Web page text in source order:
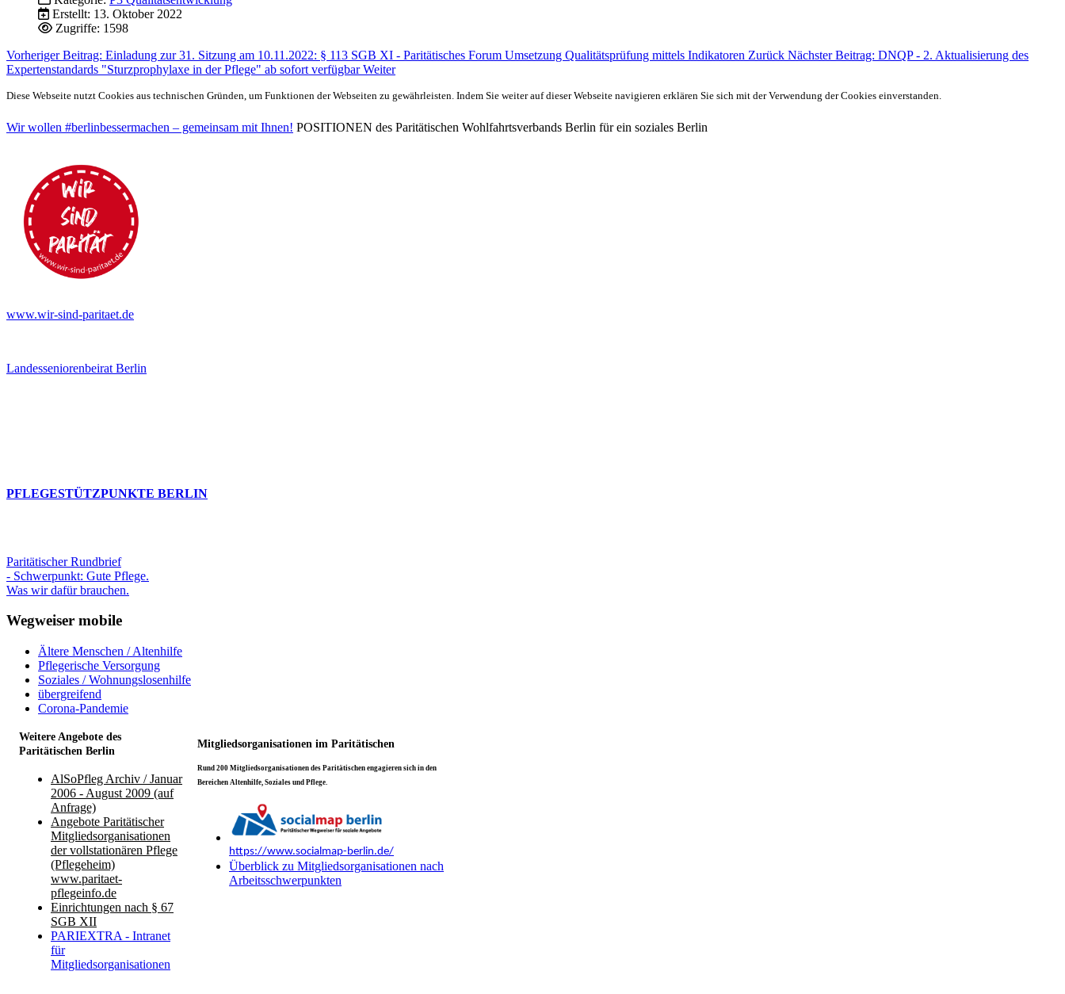
Erstellt: 13. Oktober 2022
Zugriffe: 1598
Vorheriger Beitrag: Einladung zur 31. Sitzung am 10.11.2022: § 113 SGB XI - Paritätisches Forum Umsetzung Qualitätsprüfung mittels Indikatoren Zurück Nächster Beitrag: DNQP - 2. Aktualisierung des
Expertenstandards "Sturzprophylaxe in der Pflege" ab sofort verfügbarWeiter
Diese Webseite nutzt Cookies aus technischen Gründen, um Funktionen der Webseiten zu gewährleisten. Indem Sie weiter auf dieser Webseite navigieren erklären Sie sich mit der Verwendung der Cookies einverstanden.
Wir wollen #berlinbessermachen – gemeinsam mit Ihnen! POSITIONEN des Paritätischen Wohlfahrtsverbands Berlin für ein soziales Berlin
www.wir-sind-paritaet.de
Landesseniorenbeirat Berlin
PFLEGESTÜTZPUNKTE BERLIN
Paritätischer Rundbrief
- Schwerpunkt: Gute Pflege.
Was wir dafür brauchen.
Wegweiser mobile
Ältere Menschen / Altenhilfe
Pflegerische Versorgung
Soziales / Wohnungslosenhilfe
übergreifend
Corona-Pandemie
Weitere Angebote des
Paritätischen Berlin
Mitgliedsorganisationen im Paritätischen
AlSoPfleg Archiv / Januar
2006 - August 2009 (auf
Anfrage)
Angebote Paritätischer
Mitgliedsorganisationen
der vollstationären Pflege
(Pflegeheim)
www.paritaet-
pflegeinfo.de
Einrichtungen nach § 67
SGB XII
PARIEXTRA - Intranet
für
Mitgliedsorganisationen
Rund 200 Mitgliedsorganisationen des Paritätischen engagieren sich in den
Bereichen Altenhilfe, Soziales und Pflege.
https://www.socialmap-berlin.de/
Überblick zu Mitgliedsorganisationen nach
Arbeitsschwerpunkten